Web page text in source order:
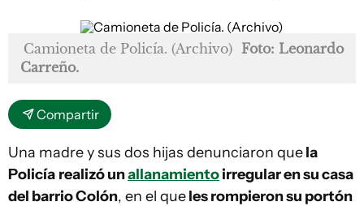
Camioneta de Policía. (Archivo) Foto: Leonardo
Carreño.
Compartir
Una madre y sus dos hijas denunciaron quela
Policía realizó unallanamientoirregular en su casa
del barrio Colón, en el queles rompieron su portón